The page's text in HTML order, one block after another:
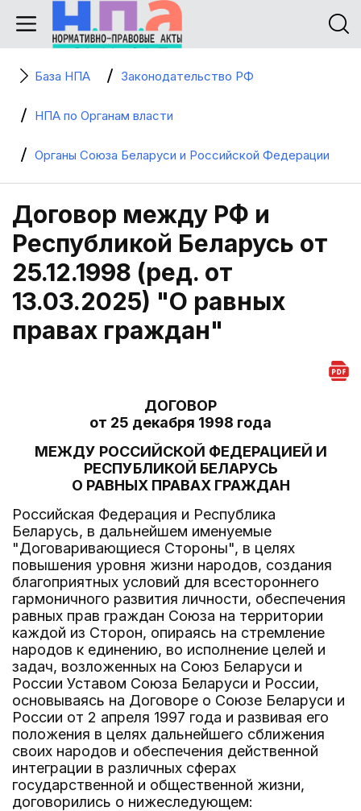
База НПА Законодательство РФ
НПА по Органам власти
Органы Союза Беларуси и Российской Федерации
Договор между РФ и
Республикой Беларусь от
25.12.1998 (ред. от
13.03.2025) "О равных
правах граждан"
ДОГОВОР
от 25 декабря 1998 года
МЕЖДУ РОССИЙСКОЙ ФЕДЕРАЦИЕЙ И
РЕСПУБЛИКОЙ БЕЛАРУСЬ
О РАВНЫХ ПРАВАХ ГРАЖДАН
Российская Федерация и Республика
Беларусь, в дальнейшем именуемые
"Договаривающиеся Стороны", в целях
повышения уровня жизни народов, создания
благоприятных условий для всестороннего
гармоничного развития личности, обеспечения
равных прав граждан Союза на территории
каждой из Сторон, опираясь на стремление
народов к единению, во исполнение целей и
задач, возложенных на Союз Беларуси и
России Уставом Союза Беларуси и России,
основываясь на Договоре о Союзе Беларуси и
России от 2 апреля 1997 года и развивая его
положения в целях дальнейшего сближения
своих народов и обеспечения действенной
интеграции в различных сферах
государственной и общественной жизни,
договорились о нижеследующем: